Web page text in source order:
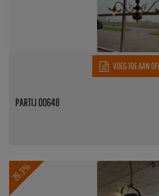
VOEG TOE AAN
PARTIJ 00648
26.3%